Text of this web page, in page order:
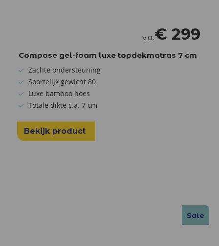
v.a.€ 299
Compose gel-foam luxe topdekmatras 7 cm
Zachte ondersteuning
Soortelijk gewicht 80
Luxe bamboo hoes
Totale dikte c.a. 7 cm
Bekijk product
Sale